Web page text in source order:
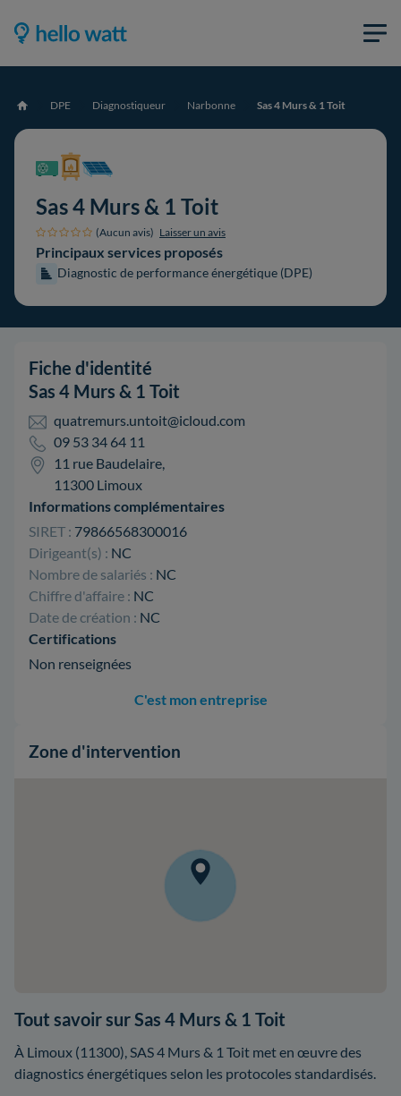
Accueil DPE Diagnostiqueur Narbonne Sas 4 Murs & 1 Toit
Sas 4 Murs & 1 Toit
(Aucun avis) Laisser un avis
Principaux services proposés
Diagnostic de performance énergétique (DPE)
Fiche d'identité
Sas 4 Murs & 1 Toit
quatremurs.untoit@icloud.com
09 53 34 64 11
11 rue Baudelaire,
11300 Limoux
Informations complémentaires
SIRET : 79866568300016
Dirigeant(s) : NC
Nombre de salariés : NC
Chiffre d'affaire : NC
Date de création : NC
Certifications
Non renseignées
C'est mon entreprise
Zone d'intervention
Tout savoir sur Sas 4 Murs & 1 Toit
À Limoux (11300), SAS 4 Murs & 1 Toit met en œuvre des
diagnostics énergétiques selon les protocoles standardisés.